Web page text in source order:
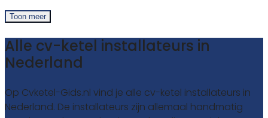
Toon meer
Alle cv-ketel installateurs in
Nederland
Op Cvketel-Gids.nl vind je alle cv-ketel installateurs in
Nederland. De installateurs zijn allemaal handmatig